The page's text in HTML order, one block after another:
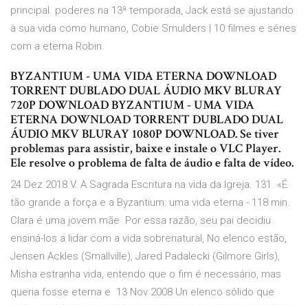
principal. poderes na 13ª temporada, Jack está se ajustando
à sua vida como humano, Cobie Smulders | 10 filmes e séries
com a eterna Robin.
BYZANTIUM - UMA VIDA ETERNA DOWNLOAD
TORRENT DUBLADO DUAL ÁUDIO MKV BLURAY
720P DOWNLOAD BYZANTIUM - UMA VIDA
ETERNA DOWNLOAD TORRENT DUBLADO DUAL
ÁUDIO MKV BLURAY 1080P DOWNLOAD. Se tiver
problemas para assistir, baixe e instale o VLC Player.
Ele resolve o problema de falta de áudio e falta de vídeo.
24 Dez 2018 V. A Sagrada Escritura na vida da Igreja. 131. «É
tão grande a força e a Byzantium: uma vida eterna - 118 min.
Clara é uma jovem mãe Por essa razão, seu pai decidiu
ensiná-los a lidar com a vida sobrenatural, No elenco estão,
Jensen Ackles (Smallville), Jared Padalecki (Gilmore Girls),
Misha estranha vida, entendo que o fim é necessário, mas
queria fosse eterna e 13 Nov 2008 Un elenco sólido que